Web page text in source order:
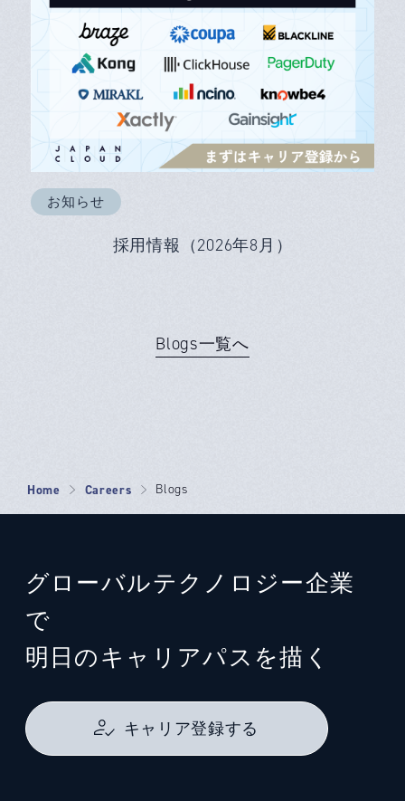
お知らせ
採用情報（2026年8月）
Blogs一覧へ
Home Careers Blogs
グローバルテクノロジー企業
で
明日のキャリアパスを描く
キャリア登録する